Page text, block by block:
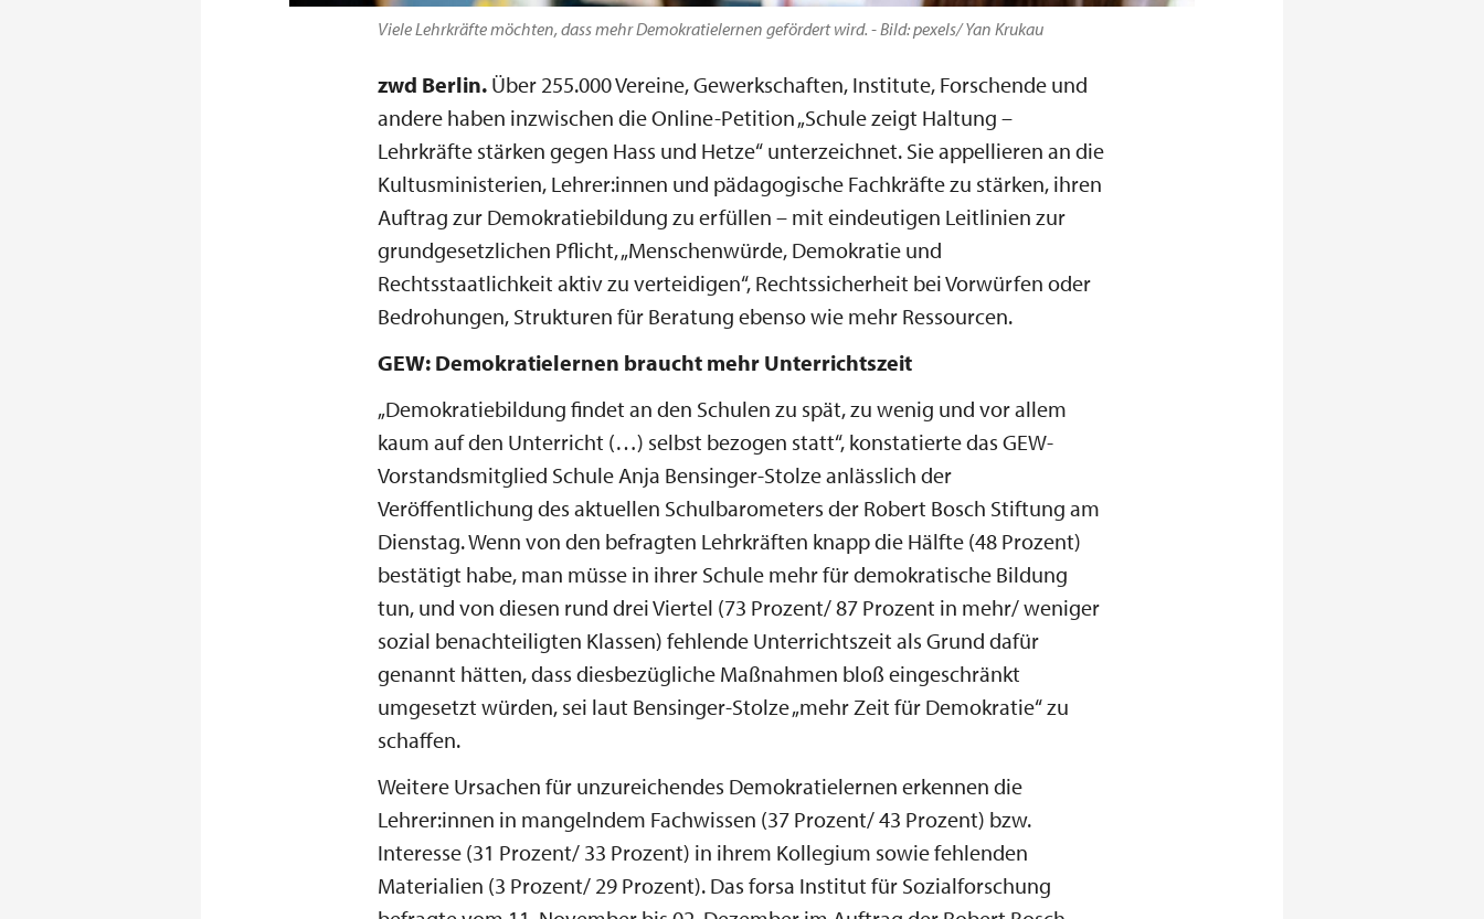
Viele Lehrkräfte möchten, dass mehr Demokratielernen gefördert wird. - Bild: pexels/ Yan Krukau
zwd Berlin. Über 255.000 Vereine, Gewerkschaften, Institute, Forschende und
andere haben inzwischen die Online-Petition „Schule zeigt Haltung –
Lehrkräfte stärken gegen Hass und Hetze“ unterzeichnet. Sie appellieren an die
Kultusministerien, Lehrer:innen und pädagogische Fachkräfte zu stärken, ihren
Auftrag zur Demokratiebildung zu erfüllen – mit eindeutigen Leitlinien zur
grundgesetzlichen Pflicht, „Menschenwürde, Demokratie und
Rechtsstaatlichkeit aktiv zu verteidigen“, Rechtssicherheit bei Vorwürfen oder
Bedrohungen, Strukturen für Beratung ebenso wie mehr Ressourcen.
GEW: Demokratielernen braucht mehr Unterrichtszeit
„Demokratiebildung findet an den Schulen zu spät, zu wenig und vor allem
kaum auf den Unterricht (…) selbst bezogen statt“, konstatierte das GEW-
Vorstandsmitglied Schule Anja Bensinger-Stolze anlässlich der
Veröffentlichung des aktuellen Schulbarometers der Robert Bosch Stiftung am
Dienstag. Wenn von den befragten Lehrkräften knapp die Hälfte (48 Prozent)
bestätigt habe, man müsse in ihrer Schule mehr für demokratische Bildung
tun, und von diesen rund drei Viertel (73 Prozent/ 87 Prozent in mehr/ weniger
sozial benachteiligten Klassen) fehlende Unterrichtszeit als Grund dafür
genannt hätten, dass diesbezügliche Maßnahmen bloß eingeschränkt
umgesetzt würden, sei laut Bensinger-Stolze „mehr Zeit für Demokratie“ zu
schaffen.
Weitere Ursachen für unzureichendes Demokratielernen erkennen die
Lehrer:innen in mangelndem Fachwissen (37 Prozent/ 43 Prozent) bzw.
Interesse (31 Prozent/ 33 Prozent) in ihrem Kollegium sowie fehlenden
Materialien (3 Prozent/ 29 Prozent). Das forsa Institut für Sozialforschung